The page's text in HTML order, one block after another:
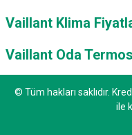
Vaillant Klima
Vaillant Oda
© Tüm hakları saklıdır.
ile